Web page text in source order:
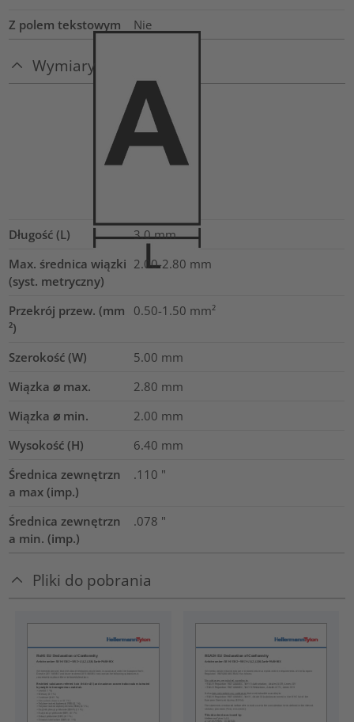
Z polem tekstowym
Nie
Wymiary
Długość (L) 3.0 mm
Max. średnica wiązki
(syst. metryczny)
2.00-2.80 mm
Przekrój przew. (mm
²)
0.50-1.50 mm²
Szerokość (W) 5.00 mm
Wiązka ⌀ max.
2.80 mm
Wiązka ⌀ min.
2.00 mm
Wysokość (H)
6.40 mm
Średnica zewnętrzn
a max (imp.)
.110 "
Średnica zewnętrzn
a min. (imp.)
.078 "
Pliki do pobrania